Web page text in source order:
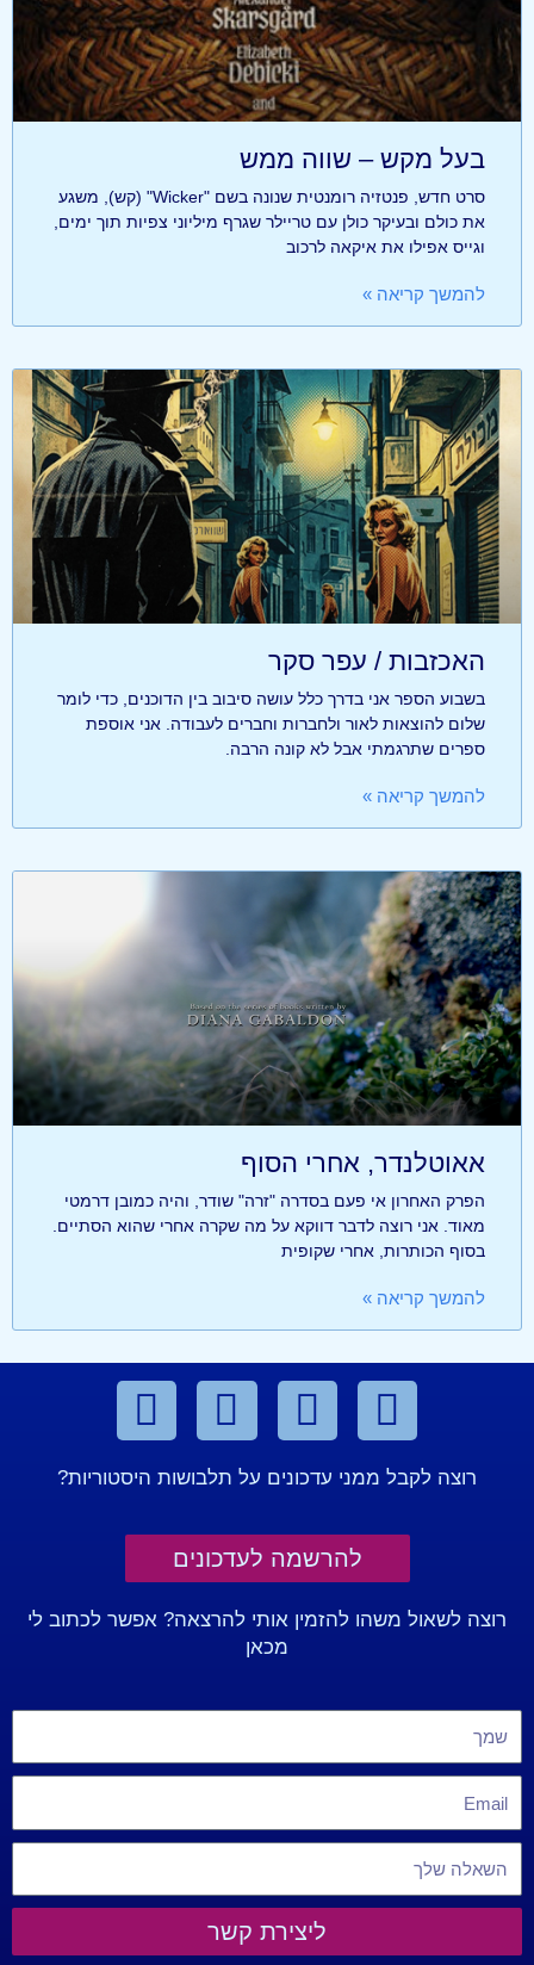
בעל מקש – שווה ממש
סרט חדש, פנטזיה רומנטית שנונה בשם "Wicker" (קש), משגע
את כולם ובעיקר כולן עם טריילר שגרף מיליוני צפיות תוך ימים,
וגייס אפילו את איקאה לרכוב
להמשך קריאה »
האכזבות / עפר סקר
בשבוע הספר אני בדרך כלל עושה סיבוב בין הדוכנים, כדי לומר
שלום להוצאות לאור ולחברות וחברים לעבודה. אני אוספת
ספרים שתרגמתי אבל לא קונה הרבה.
להמשך קריאה »
אאוטלנדר, אחרי הסוף
הפרק האחרון אי פעם בסדרה "זרה" שודר, והיה כמובן דרמטי
מאוד. אני רוצה לדבר דווקא על מה שקרה אחרי שהוא הסתיים.
בסוף הכותרות, אחרי שקופית
להמשך קריאה »
רוצה לקבל ממני עדכונים על תלבושות היסטוריות?
להרשמה לעדכונים
רוצה לשאול משהו להזמין אותי להרצאה? אפשר לכתוב לי
מכאן
ליצירת קשר